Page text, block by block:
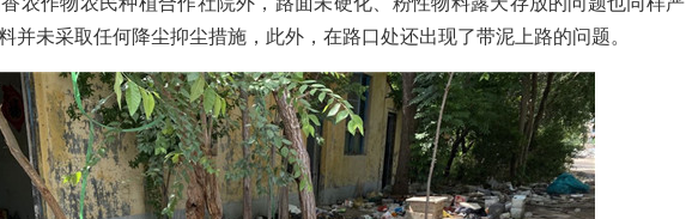
并未采取任何降尘抑尘措施，此外，在路口处还出现了带泥上路的问题。